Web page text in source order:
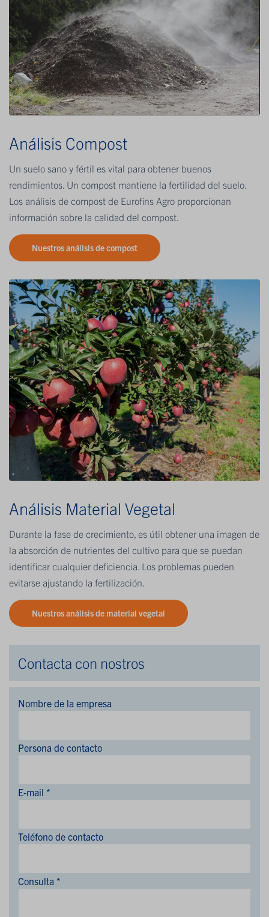
Análisis Compost
Un suelo sano y fértil es vital para obtener buenos
rendimientos. Un compost mantiene la fertilidad del suelo.
Los análisis de compost de Eurofins Agro proporcionan
información sobre la calidad del compost.
Nuestros análisis de compost
Análisis Material Vegetal
Durante la fase de crecimiento, es útil obtener una imagen de
la absorción de nutrientes del cultivo para que se puedan
identificar cualquier deficiencia. Los problemas pueden
evitarse ajustando la fertilización.
Nuestros análisis de material vegetal
Contacta con nostros
Nombre de la empresa
Persona de contacto
E-mail *
Teléfono de contacto
Consulta *